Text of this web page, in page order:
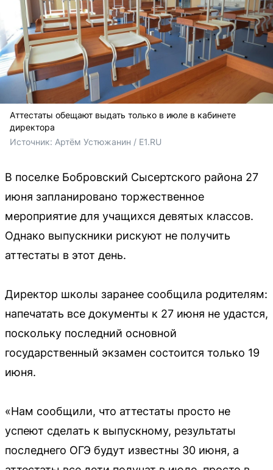
Аттестаты обещают выдать только в июле в кабинете
директора
Источник: Артём Устюжанин / E1.RU
В поселке Бобровский Сысертского района 27
июня запланировано торжественное
мероприятие для учащихся девятых классов.
Однако выпускники рискуют не получить
аттестаты в этот день.
Директор школы заранее сообщила родителям:
напечатать все документы к 27 июня не удастся,
поскольку последний основной
государственный экзамен состоится только 19
июня.
«Нам сообщили, что аттестаты просто не
успеют сделать к выпускному, результаты
последнего ОГЭ будут известны 30 июня, а